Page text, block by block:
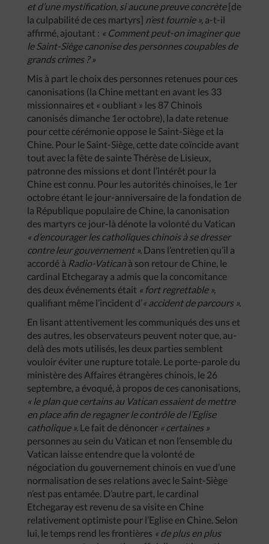
et d’une mystification, si aucune preuve concrète[de
la culpabilité de ces martyrs] n’est fournie », a-t-il
affirmé, ajoutant : « Comment peut-on imaginer que
le Saint-Siège canonise des personnes coupables de
grands crimes ? »
Mis à part le choix des personnes retenues pour ces
canonisations (la Chine mettant en avant les 33
missionnaires et « oubliant » les 87 Chinois
canonisés dimanche 1er octobre), la date retenue
pour cette cérémonie oppose le Saint-Siège et la
Chine. Pour le Saint-Siège, cette date coïncide avant
tout avec la fête de sainte Thérèse de Lisieux,
patronne des missions et dont l’intérêt pour la
Chine est connu. Pour les autorités chinoises, le 1er
octobre étant le jour-anniversaire de la fondation de
la République populaire de Chine, la canonisation
des martyrs ce jour-là dénote la volonté du Vatican
« d’encourager les catholiques chinois à se dresser
contre leur gouvernement ». Dans l’entretien qu’il a
accordé à Radio-Vatican à son retour de Chine, le
cardinal Etchegaray a admis que la concomitance
des deux événements était « fort regrettable »,
qualifiant même l’incident d’« accident de parcours ».
En lisant attentivement les communiqués des uns et
des autres, les observateurs peuvent noter que, au-
delà des mots utilisés, les deux parties semblent
vouloir éviter une rupture totale. Le porte-parole du
ministère des Affaires étrangères chinois, le 26
septembre, a évoqué, à propos de ces canonisations,
« le plan que certains au Vatican essaient de mettre
en place afin de regagner le contrôle de l’Eglise
catholique ». Le fait de dénoncer « certaines »
personnes au sein du Vatican et non l’ensemble du
Vatican laisse entendre que la volonté de
négociation du gouvernement chinois en vue d’une
normalisation de ses relations avec le Saint-Siège
n’est pas entamée. D’autre part, le cardinal
Etchegaray est revenu de sa visite en Chine
relativement optimiste pour l’Eglise en Chine. Selon
lui, le temps rend les frontières « de plus en plus